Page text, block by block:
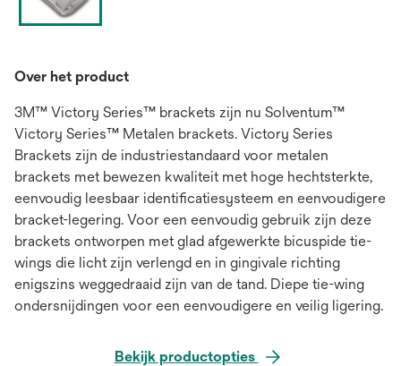
Over het product
3M™ Victory Series™ brackets zijn nu Solventum™
Victory Series™ Metalen brackets. Victory Series
Brackets zijn de industriestandaard voor metalen
brackets met bewezen kwaliteit met hoge hechtsterkte,
eenvoudig leesbaar identificatiesysteem en eenvoudigere
bracket-legering. Voor een eenvoudig gebruik zijn deze
brackets ontworpen met glad afgewerkte bicuspide tie-
wings die licht zijn verlengd en in gingivale richting
enigszins weggedraaid zijn van de tand. Diepe tie-wing
ondersnijdingen voor een eenvoudigere en veilig ligering.
Bekijk productopties